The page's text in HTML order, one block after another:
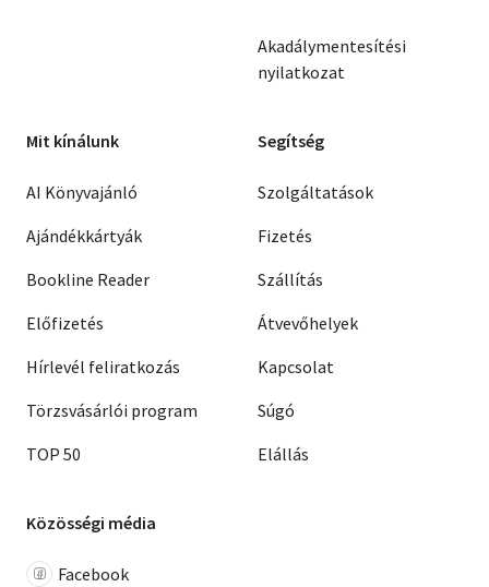
Akadálymentesítési
nyilatkozat
Mit kínálunk
AI Könyvajánló
Ajándékkártyák
Bookline Reader
Előfizetés
Hírlevél feliratkozás
Törzsvásárlói program
TOP 50
Segítség
Szolgáltatások
Fizetés
Szállítás
Átvevőhelyek
Kapcsolat
Súgó
Elállás
Közösségi média
Facebook